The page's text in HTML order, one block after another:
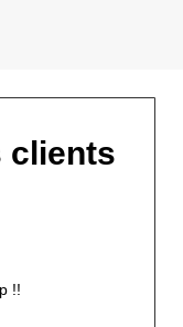
clients
!!